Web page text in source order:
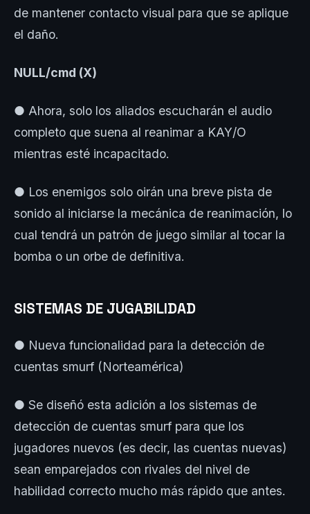
de mantener contacto visual para que se aplique
el daño.
NULL/cmd (X)
● Ahora, solo los aliados escucharán el audio
completo que suena al reanimar a KAY/O
mientras esté incapacitado.
● Los enemigos solo oirán una breve pista de
sonido al iniciarse la mecánica de reanimación, lo
cual tendrá un patrón de juego similar al tocar la
bomba o un orbe de definitiva.
SISTEMAS DE JUGABILIDAD
● Nueva funcionalidad para la detección de
cuentas smurf (Norteamérica)
● Se diseñó esta adición a los sistemas de
detección de cuentas smurf para que los
jugadores nuevos (es decir, las cuentas nuevas)
sean emparejados con rivales del nivel de
habilidad correcto mucho más rápido que antes.